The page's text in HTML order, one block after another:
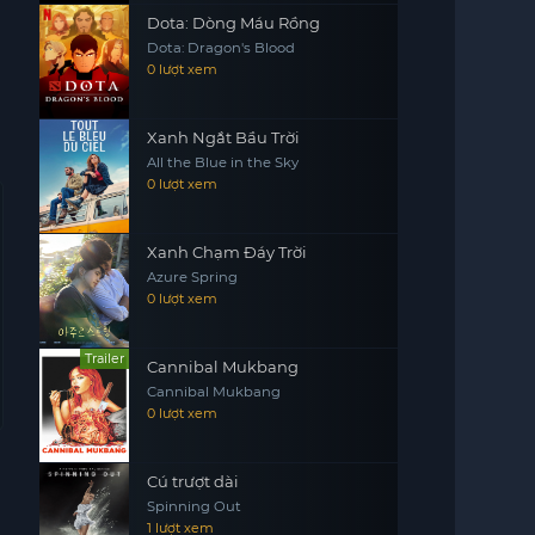
Dota: Dòng Máu Rồng
Dota: Dragon's Blood
0 lượt xem
Xanh Ngắt Bầu Trời
All the Blue in the Sky
0 lượt xem
Xanh Chạm Đáy Trời
Azure Spring
0 lượt xem
Trailer Cannibal Mukbang
Cannibal Mukbang
0 lượt xem
Cú trượt dài
Spinning Out
1 lượt xem